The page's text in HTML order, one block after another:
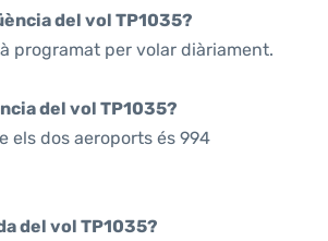
del vol TP1035?
programat per volar diàriament.
del vol TP1035?
els dos aeroports és 994
del vol TP1035?